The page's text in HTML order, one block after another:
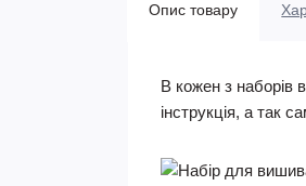
Опис товару
В кожен з наборів
інструкція, а так